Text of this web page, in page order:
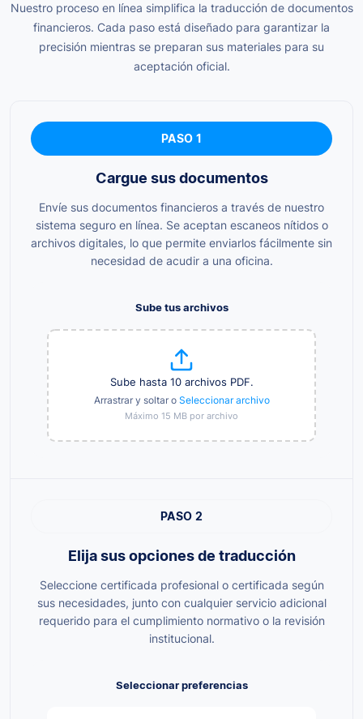
Nuestro proceso en línea simplifica la traducción de documentos
financieros. Cada paso está diseñado para garantizar la
precisión mientras se preparan sus materiales para su
aceptación oficial.
PASO 1
Cargue sus documentos
Envíe sus documentos financieros a través de nuestro
sistema seguro en línea. Se aceptan escaneos nítidos o
archivos digitales, lo que permite enviarlos fácilmente sin
necesidad de acudir a una oficina.
Sube tus archivos
Sube hasta 10 archivos PDF.
Arrastrar y soltar o Seleccionar archivo
Máximo 15 MB por archivo
PASO 2
Elija sus opciones de traducción
Seleccione certificada profesional o certificada según
sus necesidades, junto con cualquier servicio adicional
requerido para el cumplimiento normativo o la revisión
institucional.
Seleccionar preferencias